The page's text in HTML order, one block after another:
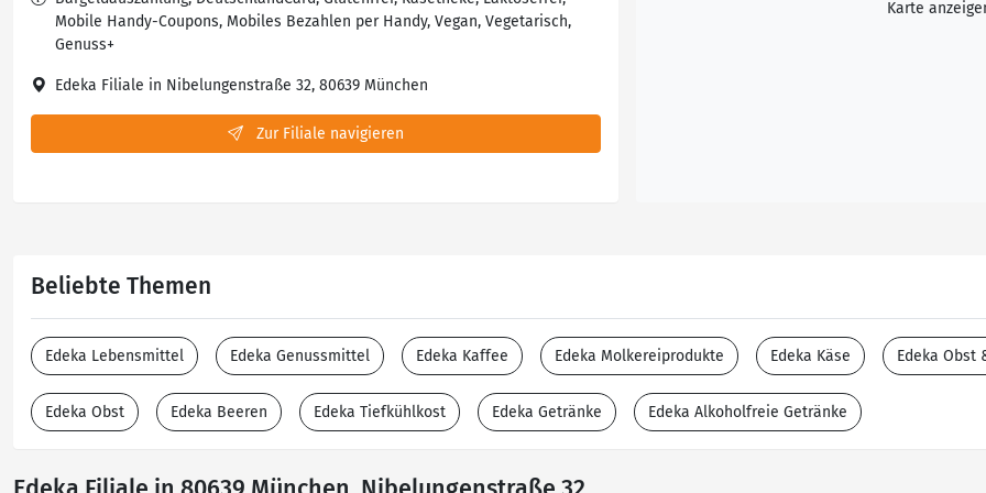
Mobile Handy-Coupons, Mobiles Bezahlen per Handy, Vegan, Vegetarisch,
Genuss+
Edeka Filiale in Nibelungenstraße 32, 80639 München
Zur Filiale navigieren
Karte
Beliebte Themen
Edeka Lebensmittel Edeka Genussmittel Edeka Kaffee Edeka Molkereiprodukte Edeka Käse Edeka Obst
Edeka Obst Edeka Beeren Edeka Tiefkühlkost Edeka Getränke Edeka Alkoholfreie Getränke